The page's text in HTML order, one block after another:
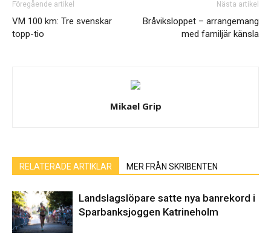
Föregående artikel
VM 100 km: Tre svenskar
topp-tio
Nästa artikel
Bråviksloppet – arrangemang
med familjär känsla
Mikael Grip
RELATERADE ARTIKLAR MER FRÅN SKRIBENTEN
Landslagslöpare satte nya banrekord i
Sparbanksjoggen Katrineholm